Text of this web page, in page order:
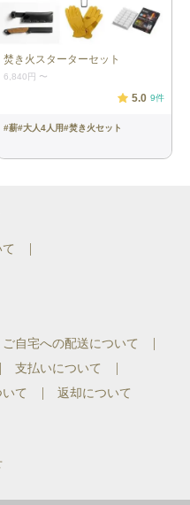
焚き火スターターセット
6,840円 〜
5.0 9件
#薪#大人4人用#焚き火セット
ご自宅への配送について
支払いについて
て 返却について